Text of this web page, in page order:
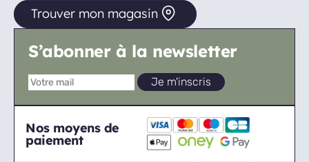
Trouver mon magasin
S’abonner à la newsletter
Nos moyens de
paiement